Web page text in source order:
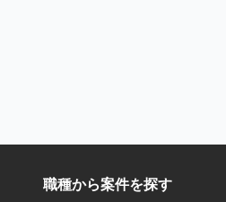
職種から案件を探す